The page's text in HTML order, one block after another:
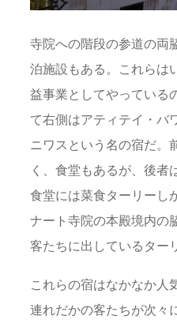
寺院への階段の参道の両
泊施設もある。これらは
益事業としてやっている
て右側はアティテイ・バ
ニワスという名の宿だ。
く、食堂もあるが、後者
食堂には菜食ターリーし
ナート寺院の本殿境内の
客たちに出しているター
これらの宿はなかなか人
連れだかの客たちが次々